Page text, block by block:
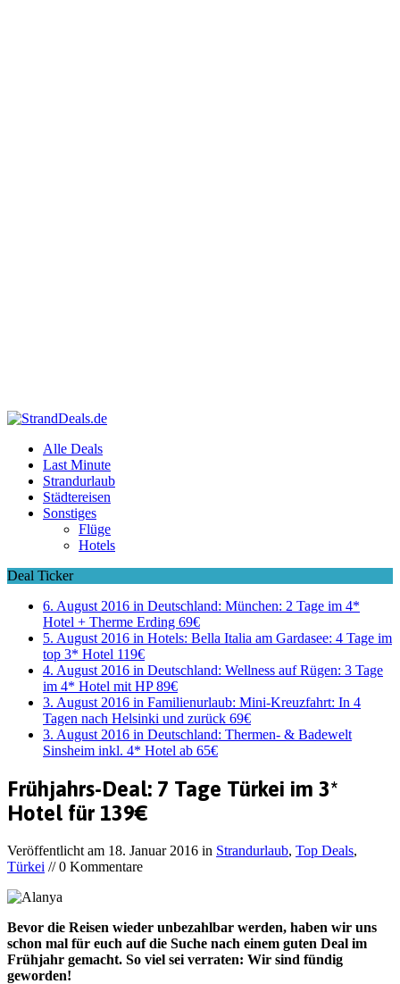
Alle Deals
Last Minute
Strandurlaub
Städtereisen
Sonstiges
Flüge
Hotels
Deal Ticker
6. August 2016 in Deutschland: München: 2 Tage im 4*
Hotel + Therme Erding 69€
5. August 2016 in Hotels: Bella Italia am Gardasee: 4 Tage im
top 3* Hotel 119€
4. August 2016 in Deutschland: Wellness auf Rügen: 3 Tage
im 4* Hotel mit HP 89€
3. August 2016 in Familienurlaub: Mini-Kreuzfahrt: In 4
Tagen nach Helsinki und zurück 69€
3. August 2016 in Deutschland: Thermen- & Badewelt
Sinsheim inkl. 4* Hotel ab 65€
Frühjahrs-Deal: 7 Tage Türkei im 3*
Hotel für 139€
Veröffentlicht am 18. Januar 2016 in Strandurlaub, Top Deals,
Türkei // 0 Kommentare
Bevor die Reisen wieder unbezahlbar werden, haben wir uns
schon mal für euch auf die Suche nach einem guten Deal im
Frühjahr gemacht. So viel sei verraten: Wir sind fündig
geworden!